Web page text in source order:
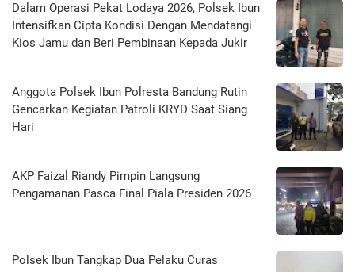
Dalam Operasi Pekat Lodaya 2026, Polsek Ibun
Intensifkan Cipta Kondisi Dengan Mendatangi
Kios Jamu dan Beri Pembinaan Kepada Jukir
Anggota Polsek Ibun Polresta Bandung Rutin
Gencarkan Kegiatan Patroli KRYD Saat Siang
Hari
AKP Faizal Riandy Pimpin Langsung
Pengamanan Pasca Final Piala Presiden 2026
Polsek Ibun Tangkap Dua Pelaku Curas